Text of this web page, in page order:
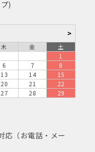
)
>
木 金
土
1
6 7
8
13 14
15
20 21
22
27 28
29
応（お電話・メー